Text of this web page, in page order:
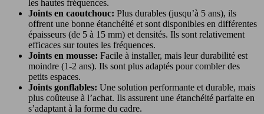
les hautes fréquences.
Joints en caoutchouc: Plus durables (jusqu’à 5 ans), ils
offrent une bonne étanchéité et sont disponibles en différentes
épaisseurs (de 5 à 15 mm) et densités. Ils sont relativement
efficaces sur toutes les fréquences.
Joints en mousse: Facile à installer, mais leur durabilité est
moindre (1-2 ans). Ils sont plus adaptés pour combler des
petits espaces.
Joints gonflables: Une solution performante et durable, mais
plus coûteuse à l’achat. Ils assurent une étanchéité parfaite en
s’adaptant à la forme du cadre.